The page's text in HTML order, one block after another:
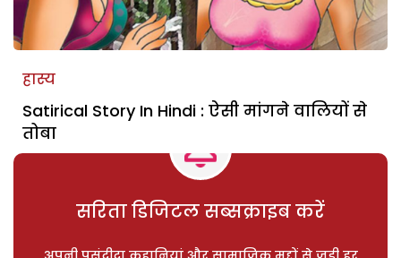
हास्य
Satirical Story In Hindi : ऐसी मांगने वालियों से
तोबा
सरिता डिजिटल सब्सक्राइब करें